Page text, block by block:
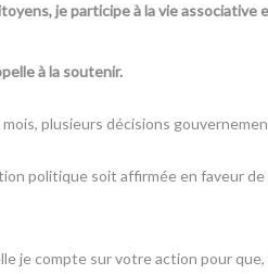
je participe à la vie associative
à la soutenir.
plusieurs décisions
politique soit affirmée en faveur
je compte sur votre action pour